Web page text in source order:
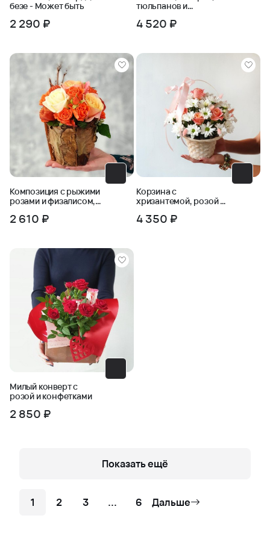
безе - Может быть
2 290 ₽
тюльпанов и
4 520 ₽
Композиция с рыжими
розами и физалисом,
2 610 ₽
Корзина с
хризантемой, розой и
4 350 ₽
Милый конверт с
розой и конфетками
2 850 ₽
Показать ещё
1 2 3 ... 6 Дальше